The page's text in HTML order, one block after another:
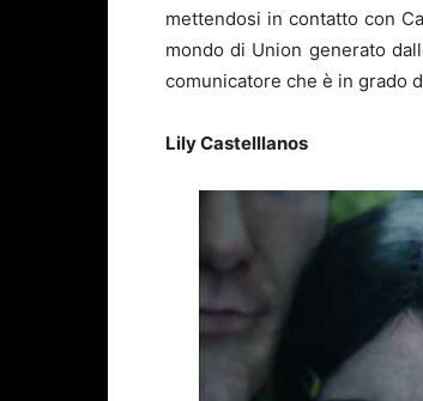
mettendosi in contatto con
mondo di Union generato
comunicatore che è in grado
Lily Castelllanos